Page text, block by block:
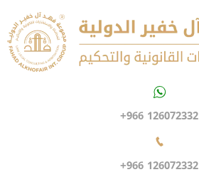
+966 126072332
+966 126072332